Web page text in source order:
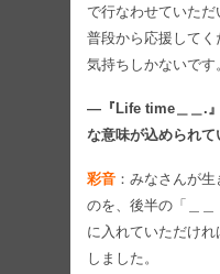
で行なわせていた
普段から応援して
気持ちしかないです
―『Life time＿＿.』
な意味が込められて
彩音 ：みなさんが
のを、後半の「＿
に入れていただけ
しました。